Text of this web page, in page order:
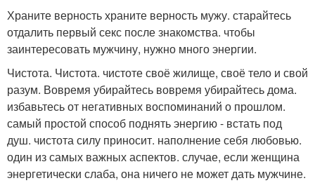
Храните верность храните верность мужу. старайтесь
отдалить первый секс после знакомства. чтобы
заинтересовать мужчину, нужно много энергии.
Чистота. Чистота. чистоте своё жилище, своё тело и свой
разум. Вовремя убирайтесь вовремя убирайтесь дома.
избавьтесь от негативных воспоминаний о прошлом.
самый простой способ поднять энергию - встать под
душ. чистота силу приносит. наполнение себя любовью.
один из самых важных аспектов. случае, если женщина
энергетически слаба, она ничего не может дать мужчине.